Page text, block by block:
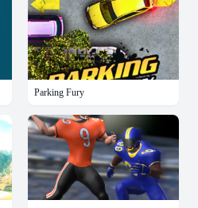
Parking Fury